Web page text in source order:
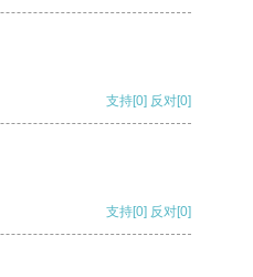
支持[0] 反对[0]
支持[0] 反对[0]